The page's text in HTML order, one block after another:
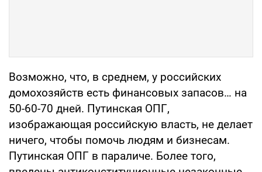
Возможно, что, в среднем, у российских
домохозяйств есть финансовых запасов… на
50-60-70 дней. Путинская ОПГ,
изображающая российскую власть, не делает
ничего, чтобы помочь людям и бизнесам.
Путинская ОПГ в параличе. Более того,